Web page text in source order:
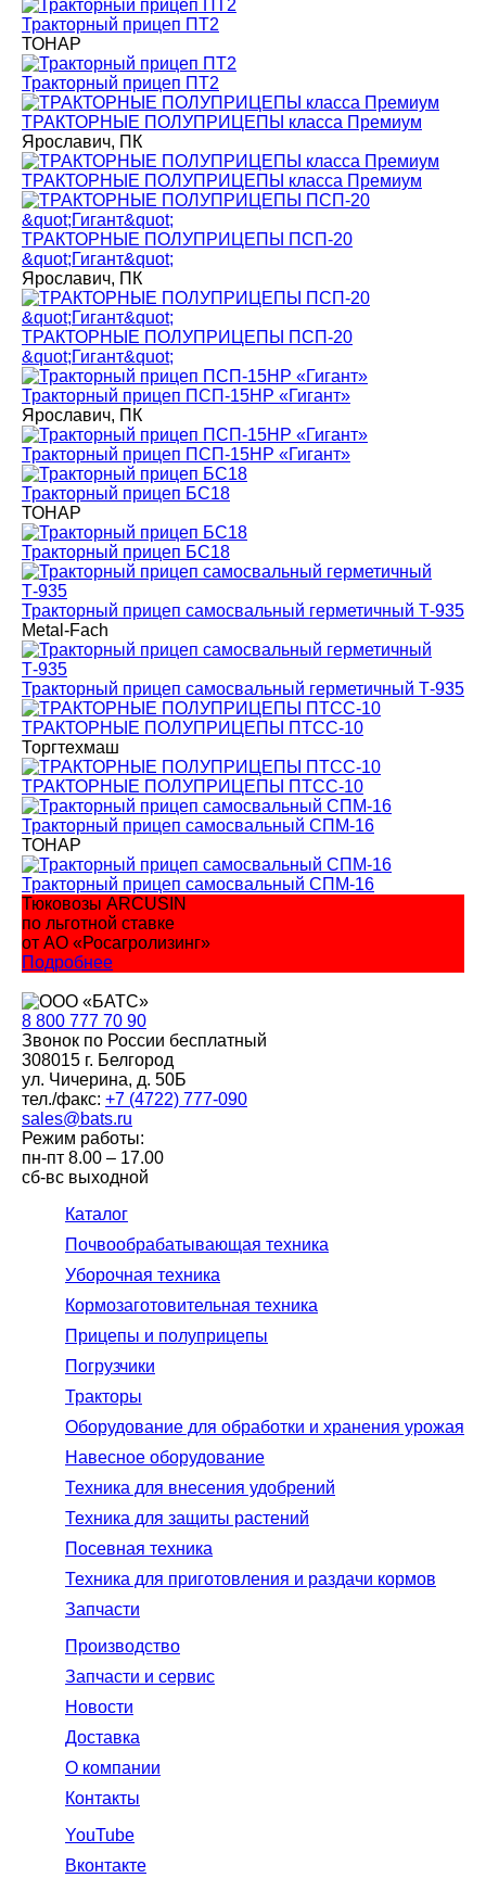
Тракторный прицеп ПТ2
ТОНАР
Тракторный прицеп ПТ2
ТРАКТОРНЫЕ ПОЛУПРИЦЕПЫ класса Премиум
Ярославич, ПК
ТРАКТОРНЫЕ ПОЛУПРИЦЕПЫ класса Премиум
ТРАКТОРНЫЕ ПОЛУПРИЦЕПЫ ПСП-20
&quot;Гигант&quot;
Ярославич, ПК
ТРАКТОРНЫЕ ПОЛУПРИЦЕПЫ ПСП-20
&quot;Гигант&quot;
Тракторный прицеп ПСП-15НР «Гигант»
Ярославич, ПК
Тракторный прицеп ПСП-15НР «Гигант»
Тракторный прицеп БС18
ТОНАР
Тракторный прицеп БС18
Тракторный прицеп самосвальный герметичный Т-935
Metal-Fach
Тракторный прицеп самосвальный герметичный Т-935
ТРАКТОРНЫЕ ПОЛУПРИЦЕПЫ ПТСС-10
Торгтехмаш
ТРАКТОРНЫЕ ПОЛУПРИЦЕПЫ ПТСС-10
Тракторный прицеп самосвальный СПМ-16
ТОНАР
Тракторный прицеп самосвальный СПМ-16
Тюковозы ARCUSIN
по льготной ставке
от АО «Росагролизинг»
Подробнее
8 800 777 70 90
Звонок по России бесплатный
308015 г. Белгород
ул. Чичерина, д. 50Б
тел./факс: +7 (4722) 777-090
sales@bats.ru
Режим работы:
пн-пт 8.00 – 17.00
сб-вс выходной
Каталог
Почвообрабатывающая техника
Уборочная техника
Кормозаготовительная техника
Прицепы и полуприцепы
Погрузчики
Тракторы
Оборудование для обработки и хранения урожая
Навесное оборудование
Техника для внесения удобрений
Техника для защиты растений
Посевная техника
Техника для приготовления и раздачи кормов
Запчасти
Производство
Запчасти и сервис
Новости
Доставка
О компании
Контакты
YouTube
Вконтакте